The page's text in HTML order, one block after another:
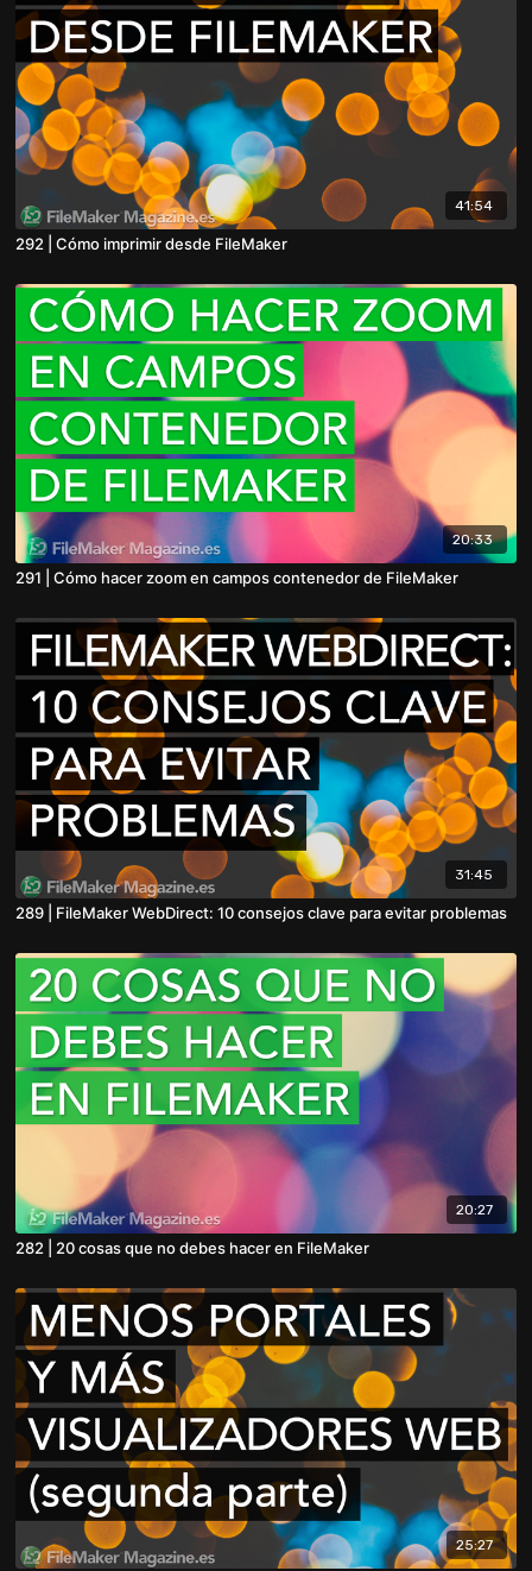
41:54
292 | Cómo imprimir desde FileMaker
20:33
291 | Cómo hacer zoom en campos contenedor de FileMaker
31:45
289 | FileMaker WebDirect: 10 consejos clave para evitar problemas
20:27
282 | 20 cosas que no debes hacer en FileMaker
25:27